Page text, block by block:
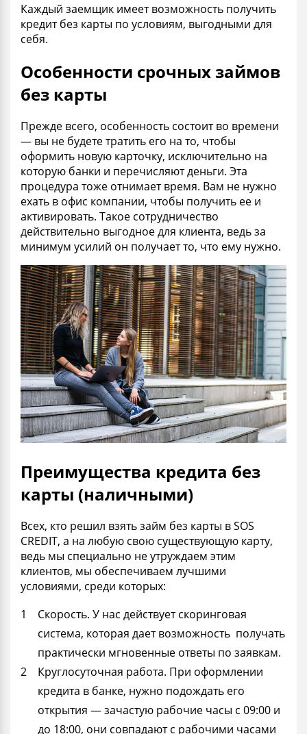
Каждый заемщик имеет возможность получить
кредит без карты по условиям, выгодными для
себя.
Особенности срочных займов
без карты
Прежде всего, особенность состоит во времени
— вы не будете тратить его на то, чтобы
оформить новую карточку, исключительно на
которую банки и перечисляют деньги. Эта
процедура тоже отнимает время. Вам не нужно
ехать в офис компании, чтобы получить ее и
активировать. Такое сотрудничество
действительно выгодное для клиента, ведь за
минимум усилий он получает то, что ему нужно.
Преимущества кредита без
карты (наличными)
Всех, кто решил взять займ без карты в SOS
CREDIT, а на любую свою существующую карту,
ведь мы специально не утруждаем этим
клиентов, мы обеспечиваем лучшими
условиями, среди которых:
Скорость. У нас действует скоринговая
система, которая дает возможность получать
практически мгновенные ответы по заявкам.
Круглосуточная работа. При оформлении
кредита в банке, нужно подождать его
открытия — зачастую рабочие часы с 09:00 и
до 18:00, они совпадают с рабочими часами